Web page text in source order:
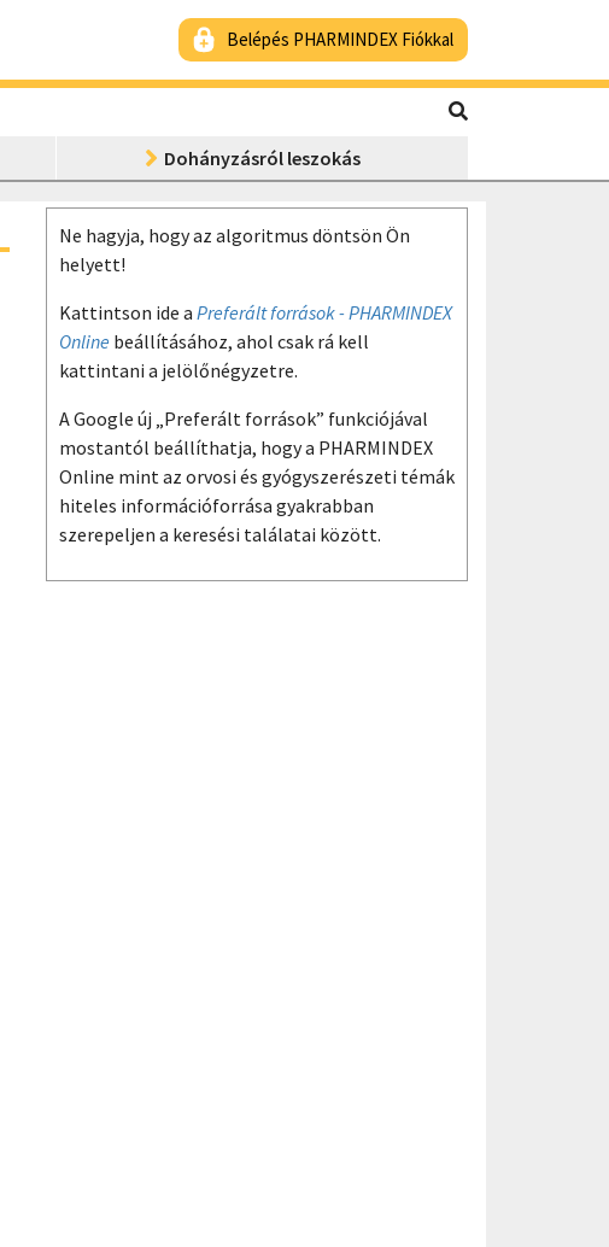
Belépés PHARMINDEX Fiókkal
Dohányzásról leszokás
Ne hagyja, hogy az algoritmus döntsön Ön
helyett!
Kattintson ide a Preferált források - PHARMINDEX
Online beállításához, ahol csak rá kell
kattintani a jelölőnégyzetre.
A Google új „Preferált források” funkciójával
mostantól beállíthatja, hogy a PHARMINDEX
Online mint az orvosi és gyógyszerészeti témák
hiteles információforrása gyakrabban
szerepeljen a keresési találatai között.